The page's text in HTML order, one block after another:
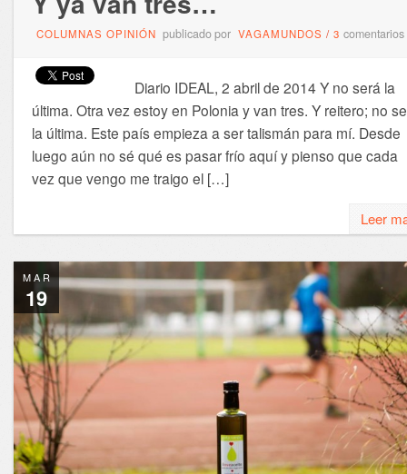
COLUMNAS OPINIÓN publicado por VAGAMUNDOS / 3 comentarios
Diario IDEAL, 2 abril de 2014 Y no será la
última. Otra vez estoy en Polonia y van tres. Y reitero; no
la última. Este país empieza a ser talismán para mí. Desde
luego aún no sé qué es pasar frío aquí y pienso que cada
vez que vengo me traigo el […]
Leer
MAR
19